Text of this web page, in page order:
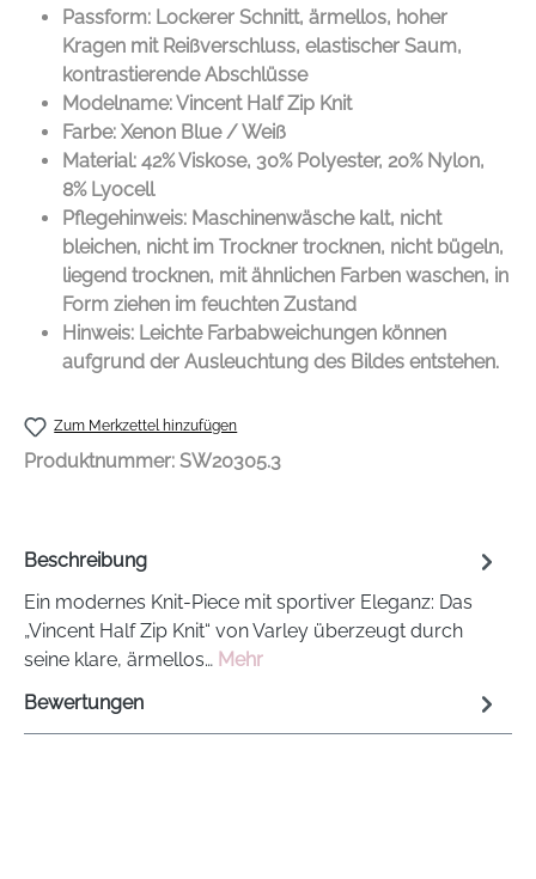
Passform: Lockerer Schnitt, ärmellos, hoher
Kragen mit Reißverschluss, elastischer Saum,
kontrastierende Abschlüsse
Modelname: Vincent Half Zip Knit
Farbe: Xenon Blue / Weiß
Material: 42% Viskose, 30% Polyester, 20% Nylon,
8% Lyocell
Pflegehinweis: Maschinenwäsche kalt, nicht
bleichen, nicht im Trockner trocknen, nicht bügeln,
liegend trocknen, mit ähnlichen Farben waschen, in
Form ziehen im feuchten Zustand
Hinweis: Leichte Farbabweichungen können
aufgrund der Ausleuchtung des Bildes entstehen.
Zum Merkzettel hinzufügen
Produktnummer: SW20305.3
Beschreibung
Ein modernes Knit-Piece mit sportiver Eleganz: Das
„Vincent Half Zip Knit“ von Varley überzeugt durch
seine klare, ärmellos… Mehr
Bewertungen